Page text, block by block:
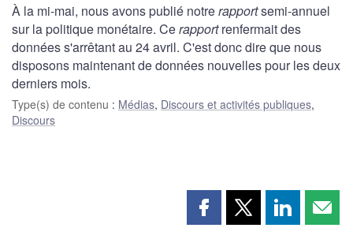
À la mi-mai, nous avons publié notrerapportsemi-annuel
sur la politique monétaire. Cerapportrenfermait des
données s'arrêtant au 24 avril. C'est donc dire que nous
disposons maintenant de données nouvelles pour les deux
derniers mois.
Type(s) de contenu : Médias, Discours et activités publiques,
Discours
PartagerPartagerPartager